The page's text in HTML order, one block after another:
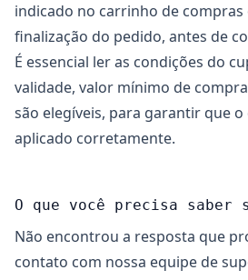
indicado no carrinho de compras
finalização do pedido, antes de
É essencial ler as condições do
validade, valor mínimo de
são elegíveis, para garantir que o
aplicado corretamente.
O que você precisa saber
Não encontrou a resposta que
contato com nossa equipe de